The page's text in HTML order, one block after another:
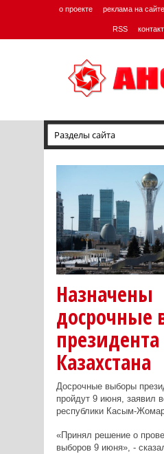
о проекте реклама на сайте
RSS
Назначены
досрочные
президента
Казахстана
Досрочные выборы
пройдут 9 июня, заявил
республики Касым-
«Принял решение о
выборов 9 июня», -